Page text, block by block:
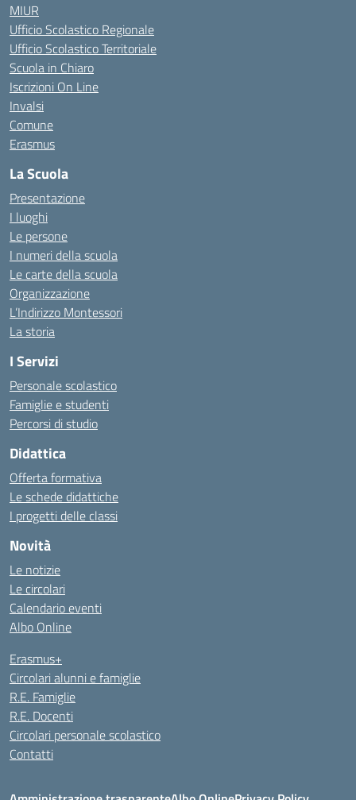
MIUR
Ufficio Scolastico Regionale
Ufficio Scolastico Territoriale
Scuola in Chiaro
Iscrizioni On Line
Invalsi
Comune
Erasmus
La Scuola
Presentazione
I luoghi
Le persone
I numeri della scuola
Le carte della scuola
Organizzazione
L’Indirizzo Montessori
La storia
I Servizi
Personale scolastico
Famiglie e studenti
Percorsi di studio
Didattica
Offerta formativa
Le schede didattiche
I progetti delle classi
Novità
Le notizie
Le circolari
Calendario eventi
Albo Online
Erasmus+
Circolari alunni e famiglie
R.E. Famiglie
R.E. Docenti
Circolari personale scolastico
Contatti